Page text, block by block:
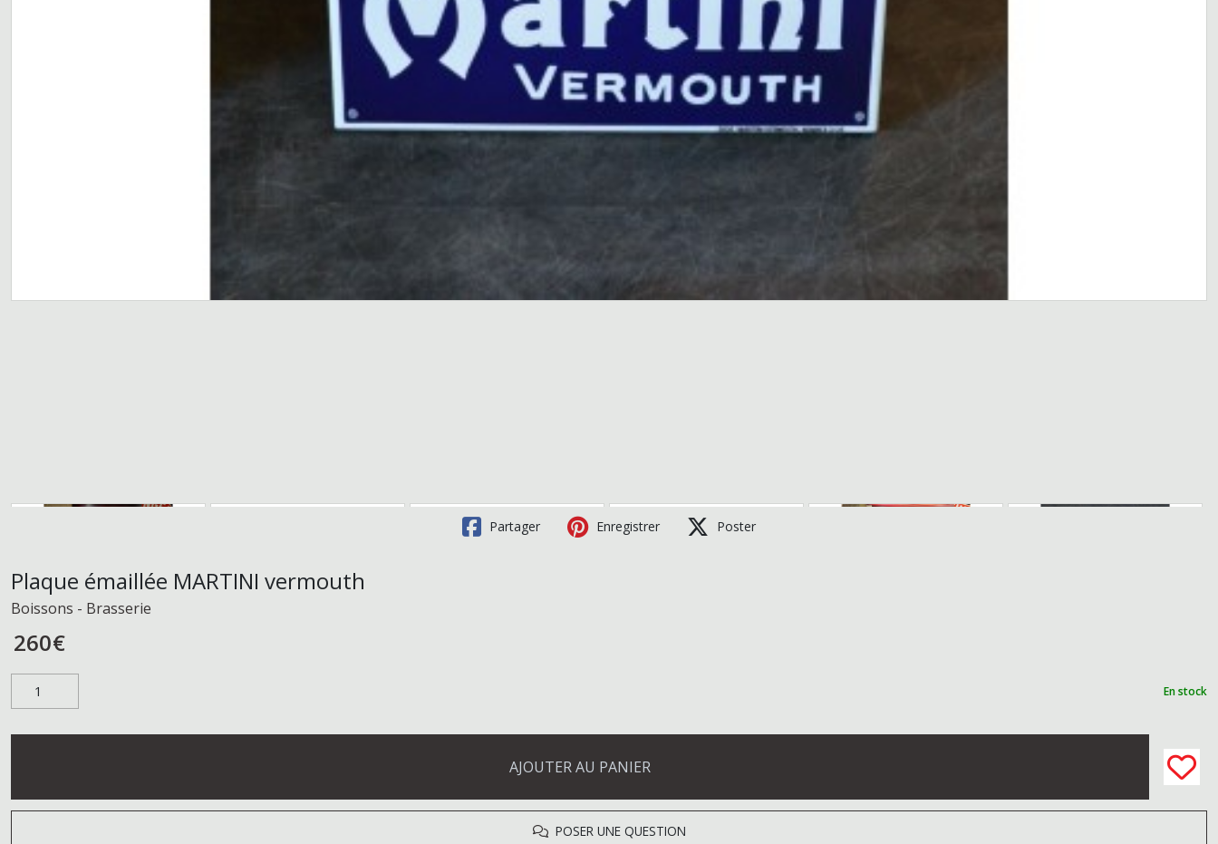
Partager Enregistrer Poster
Plaque émaillée MARTINI vermouth
Boissons - Brasserie
260€
En stock
AJOUTER AU PANIER
POSER UNE QUESTION